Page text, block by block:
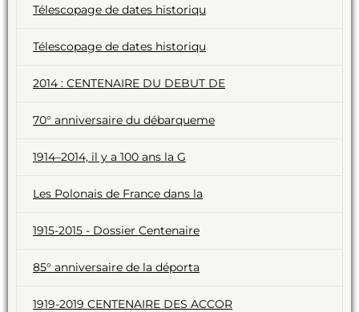
Télescopage de dates historiqu
Télescopage de dates historiqu
2014 : CENTENAIRE DU DEBUT DE
70° anniversaire du débarqueme
1914–2014, il y a 100 ans la G
Les Polonais de France dans la
1915-2015 - Dossier Centenaire
85° anniversaire de la déporta
1919-2019 CENTENAIRE DES ACCOR